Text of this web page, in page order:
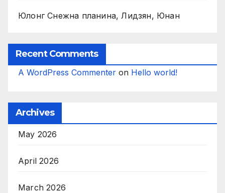
Юлонг Снежна планина, Лидзян, Юнан
Recent Comments
A WordPress Commenter on Hello world!
Archives
May 2026
April 2026
March 2026